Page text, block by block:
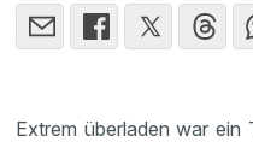
Extrem überladen war ein